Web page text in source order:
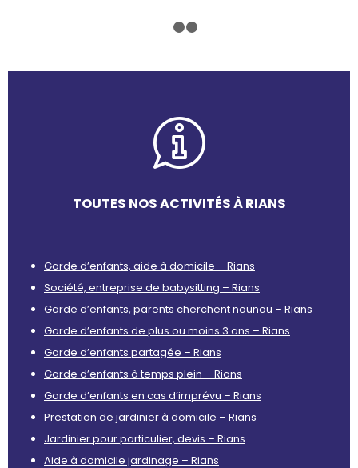
TOUTES NOS ACTIVITÉS À RIANS
Garde d’enfants, aide à domicile – Rians
Société, entreprise de babysitting – Rians
Garde d’enfants, parents cherchent nounou – Rians
Garde d’enfants de plus ou moins 3 ans – Rians
Garde d’enfants partagée – Rians
Garde d’enfants à temps plein – Rians
Garde d’enfants en cas d’imprévu – Rians
Prestation de jardinier à domicile – Rians
Jardinier pour particulier, devis – Rians
Aide à domicile jardinage – Rians